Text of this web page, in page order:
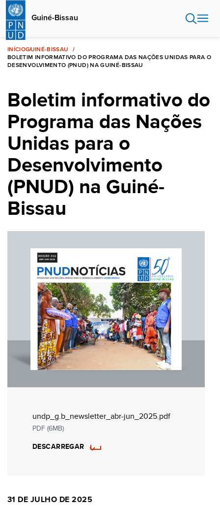
Passar
para
conteúdo
principal
Guiné-Bissau
INÍCIOGUINÉ-BISSAU
BOLETIM INFORMATIVO DO PROGRAMA DAS NAÇÕES UNIDAS PARA O
DESENVOLVIMENTO (PNUD) NA GUINÉ-BISSAU
Boletim informativo do
Programa das Nações
Unidas para o
Desenvolvimento
(PNUD) na Guiné-
Bissau
undp_g.b_newsletter_abr-jun_2025.pdf
PDF (6MB)
DESCARREGAR
31 DE JULHO DE 2025